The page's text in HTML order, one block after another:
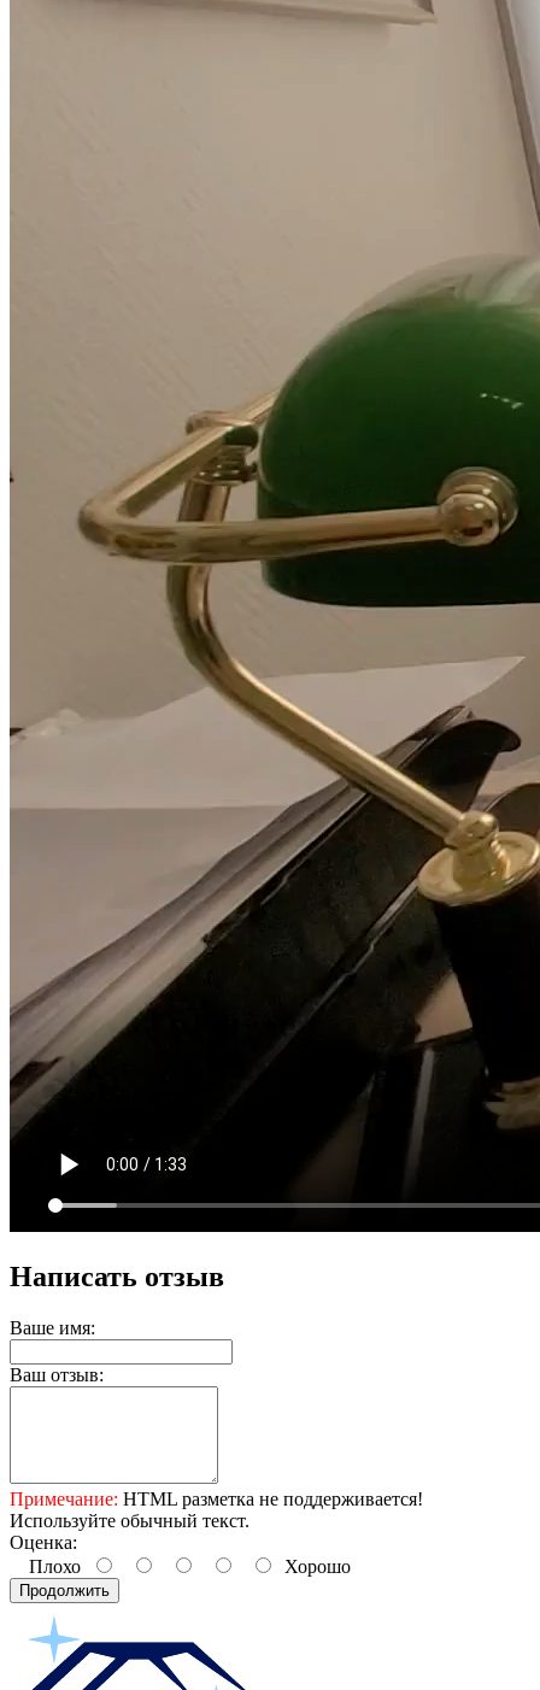
Написать отзыв
Ваше имя:
Ваш отзыв:
Примечание: HTML разметка не поддерживается!
Используйте обычный текст.
Оценка:
Плохо
Хорошо
Продолжить